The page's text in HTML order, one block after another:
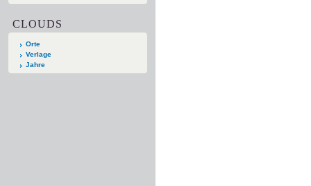
CLOUDS
Orte
Verlage
Jahre